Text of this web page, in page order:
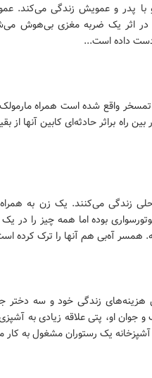
پدر و عمویش زندگی می‌کند.
در اثر یک ضربه مغزی بی‌هوش
داده است...
واقع شده است همراه
براثر حادثه‌ای کابین آنها از
زندگی می‌کنند. یک زن به
بوده اما همه چیز را در
همسر آه‌بی هم آنها را ترک کرده
هزینه‌های زندگی خود و سه دختر
جوان او، پتی علاقه زیادی به
یک رستوران مشغول به